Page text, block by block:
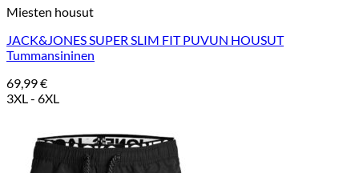
Miesten housut
JACK&JONES SUPER SLIM FIT PUVUN HOUSUT
Tummansininen
69,99€
3XL - 6XL